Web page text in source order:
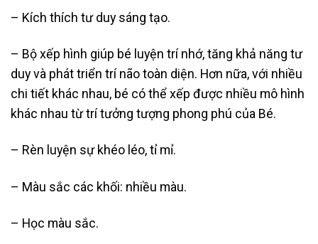
– Kích thích tư duy sáng tạo.
– Bộ xếp hình giúp bé luyện trí nhớ, tăng khả năng tư
duy và phát triển trí não toàn diện. Hơn nữa, với nhiều
chi tiết khác nhau, bé có thể xếp được nhiều mô hình
khác nhau từ trí tưởng tượng phong phú của Bé.
– Rèn luyện sự khéo léo, tỉ mỉ.
– Màu sắc các khối: nhiều màu.
– Học màu sắc.